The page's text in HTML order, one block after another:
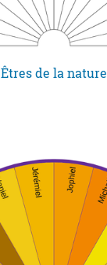
Êtres de la nature